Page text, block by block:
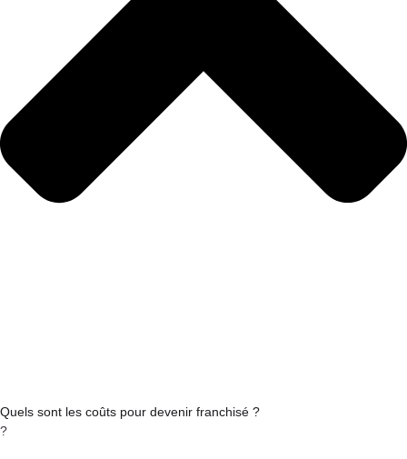
Quels sont les coûts pour devenir franchisé ?
?